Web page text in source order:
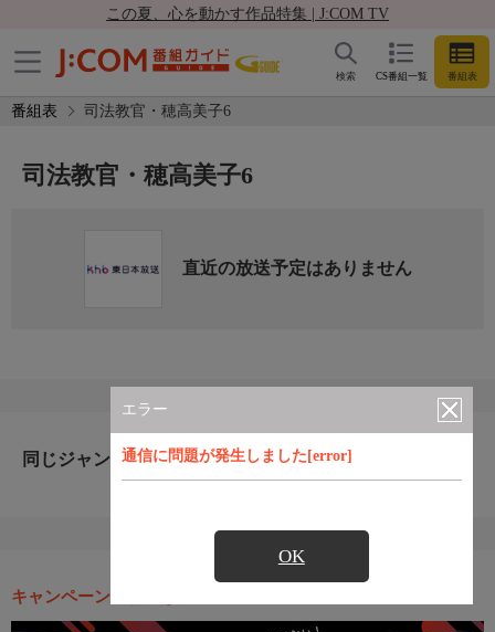
この夏、心を動かす作品特集 | J:COM TV
CS番組一覧 番組表
検索
番組表 司法教官・穂高美子6
エラー
通信に問題が発生しました[error]
OK
司法教官・穂高美子6
直近の放送予定はありません
同じジャンルのおすすめ番組
キャンペーン・お得な情報